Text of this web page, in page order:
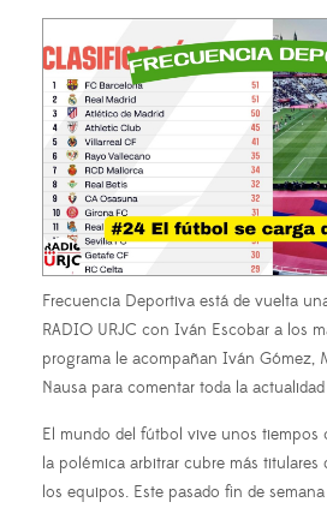
Frecuencia Deportiva está de vuelta
RADIO URJC con Iván Escobar a los
programa le acompañan Iván Gómez,
Nausa para comentar toda la
El mundo del fútbol vive unos tiempos
la polémica arbitrar cubre más
los equipos. Este pasado fin de